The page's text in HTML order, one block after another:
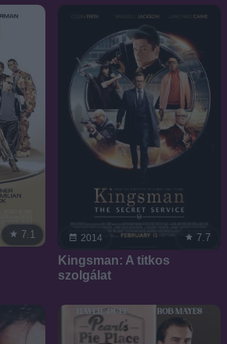
7.1 2014 7.7
Kingsman: A titkos
szolgálat